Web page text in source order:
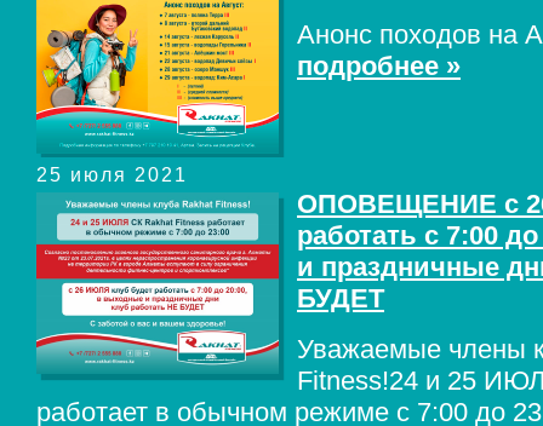
Анонс походов на
подробнее »
25 июля 2021
ОПОВЕЩЕНИЕ c
работать с 7:00
и праздничные
БУДЕТ
Уважаемые члены
Fitness!24 и 25
работает в обычном режиме с 7:00 до